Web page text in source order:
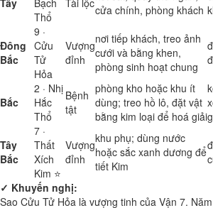
Tây
Bạch
Thổ
Tài lộccửa chính, phòng khách
Đông
Bắc
9 ·
Cửu
Tử
Hỏa
Vượng
đỉnh
nơi tiếp khách, treo ảnh
cưới và bằng khen,
phòng sinh hoạt chung
Bắc
2 · Nhị
Hắc
Thổ
Bệnh
tật
phòng kho hoặc khu ít
dùng; treo hồ lô, đặt vật
bằng kim loại để hoá giải
Tây
Bắc
7 ·
Thất
Xích
Kim ⭐
Vượng
đỉnh
khu phụ; dùng nước
hoặc sắc xanh dương để
tiết Kim
✓ Khuyến nghị:
Sao Cửu Tử Hỏa là vượng tinh của Vận 7.